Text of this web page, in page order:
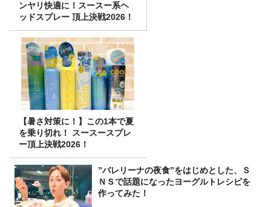
ンヤリ快適に！スースー系ヘ
ッドスプレー 頂上決戦2026！
【暑さ対策に！】この1本で夏
を乗り切れ！ スースースプレ
ー頂上決戦2026！
”バレリーナの夜食”をはじめとした、Ｓ
ＮＳで話題になったヨーグルトレシピを
作ってみた！